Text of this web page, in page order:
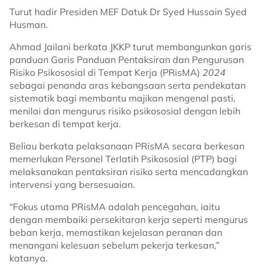
Turut hadir Presiden MEF Datuk Dr Syed Hussain Syed
Husman.
Ahmad Jailani berkata JKKP turut membangunkan garis
panduan Garis Panduan Pentaksiran dan Pengurusan
Risiko Psikososial di Tempat Kerja (PRisMA) 2024
sebagai penanda aras kebangsaan serta pendekatan
sistematik bagi membantu majikan mengenal pasti,
menilai dan mengurus risiko psikososial dengan lebih
berkesan di tempat kerja.
Beliau berkata pelaksanaan PRisMA secara berkesan
memerlukan Personel Terlatih Psikososial (PTP) bagi
melaksanakan pentaksiran risiko serta mencadangkan
intervensi yang bersesuaian.
“Fokus utama PRisMA adalah pencegahan, iaitu
dengan membaiki persekitaran kerja seperti mengurus
beban kerja, memastikan kejelasan peranan dan
menangani kelesuan sebelum pekerja terkesan,”
katanya.